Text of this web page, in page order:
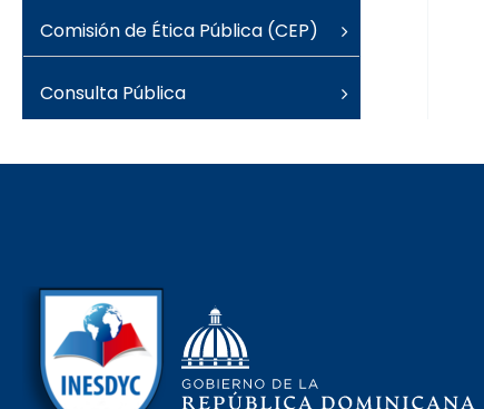
Comisión de Ética Pública (CEP)
Consulta Pública